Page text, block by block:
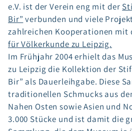
e.V. ist der Verein eng mit der
Bir” verbunden und viele
zahlreichen Kooperationen mit
für Völkerkunde zu Leipzig.
Im Frühjahr 2004 erhielt das
zu Leipzig die Kollektion der
Bir” als Dauerleihgabe. Diese
traditionellen Schmucks aus
Nahen Osten sowie Asien und
3.000 Stücke und ist damit die